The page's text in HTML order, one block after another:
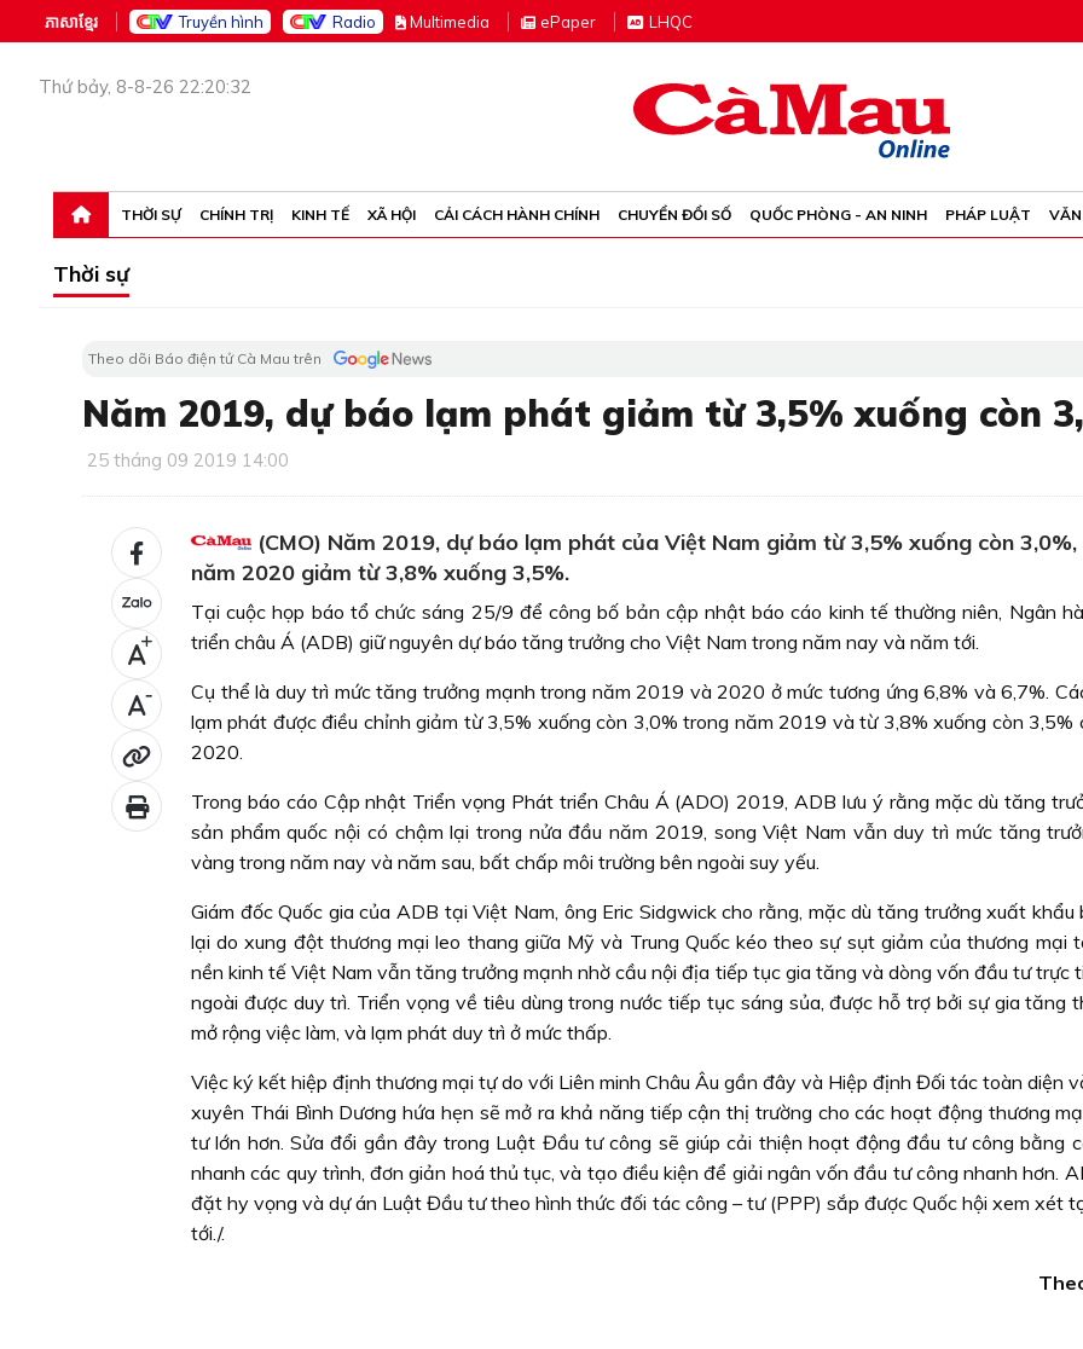
ភាសាខ្មែរ Truyền hình Radio Multimedia ePaper LHQC
Thứ bảy, 8-8-26 22:20:32
THỜI SỰ CHÍNH TRỊ KINH TẾ XÃ HỘI CẢI CÁCH HÀNH CHÍNH CHUYỂN ĐỔI SỐ QUỐC PHÒNG - AN NINH PHÁP LUẬT
Thời sự
Theo dõi Báo điện tử Cà Mau trên
Năm 2019, dự báo lạm phát giảm từ 3,5% xuống còn
25 tháng 09 2019 14:00
+
-
(CMO) Năm 2019, dự báo lạm phát của Việt Nam giảm từ 3,5% xuống còn 3,0%,
năm 2020 giảm từ 3,8% xuống 3,5%.
Tại cuộc họp báo tổ chức sáng 25/9 để công bố bản cập nhật báo cáo kinh tế thường niên, Ngân
triển châu Á (ADB) giữ nguyên dự báo tăng trưởng cho Việt Nam trong năm nay và năm tới.
Cụ thể là duy trì mức tăng trưởng mạnh trong năm 2019 và 2020 ở mức tương ứng 6,8% và 6,7%.
lạm phát được điều chỉnh giảm từ 3,5% xuống còn 3,0% trong năm 2019 và từ 3,8% xuống còn 3,5%
2020.
Trong báo cáo Cập nhật Triển vọng Phát triển Châu Á (ADO) 2019, ADB lưu ý rằng mặc dù tăng
sản phẩm quốc nội có chậm lại trong nửa đầu năm 2019, song Việt Nam vẫn duy trì mức tăng
vàng trong năm nay và năm sau, bất chấp môi trường bên ngoài suy yếu.
Giám đốc Quốc gia của ADB tại Việt Nam, ông Eric Sidgwick cho rằng, mặc dù tăng trưởng xuất khẩu
lại do xung đột thương mại leo thang giữa Mỹ và Trung Quốc kéo theo sự sụt giảm của thương mại
nền kinh tế Việt Nam vẫn tăng trưởng mạnh nhờ cầu nội địa tiếp tục gia tăng và dòng vốn đầu tư trực
ngoài được duy trì. Triển vọng về tiêu dùng trong nước tiếp tục sáng sủa, được hỗ trợ bởi sự gia tăng
mở rộng việc làm, và lạm phát duy trì ở mức thấp.
Việc ký kết hiệp định thương mại tự do với Liên minh Châu Âu gần đây và Hiệp định Đối tác toàn diện
xuyên Thái Bình Dương hứa hẹn sẽ mở ra khả năng tiếp cận thị trường cho các hoạt động thương
tư lớn hơn. Sửa đổi gần đây trong Luật Đầu tư công sẽ giúp cải thiện hoạt động đầu tư công bằng
nhanh các quy trình, đơn giản hoá thủ tục, và tạo điều kiện để giải ngân vốn đầu tư công nhanh hơn.
đặt hy vọng và dự án Luật Đầu tư theo hình thức đối tác công – tư (PPP) sắp được Quốc hội xem xét
tới./.